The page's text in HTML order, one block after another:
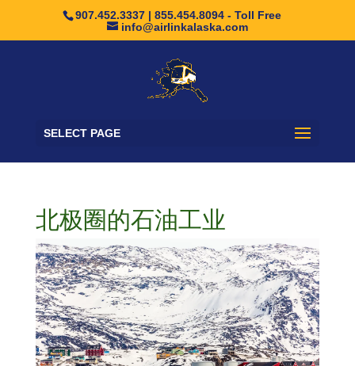
907.452.3337 | 855.454.8094 - Toll Free
info@airlinkalaska.com
SELECT PAGE
北极圈的石油工业